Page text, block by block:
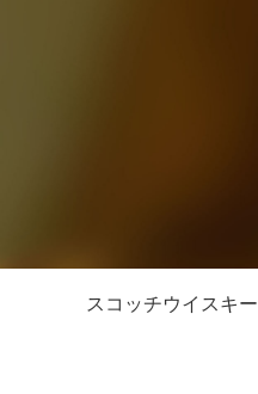
スコッチウイスキー